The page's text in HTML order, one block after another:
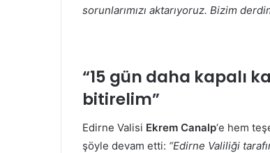
sorunlarımızı aktarıyoruz. Bizim
“15 gün daha kapalı
bitirelim”
Edirne Valisi Ekrem Canalp‘e hem
şöyle devam etti: “Edirne Valiliği